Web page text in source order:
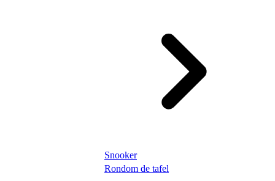
Snooker
Rondom de tafel